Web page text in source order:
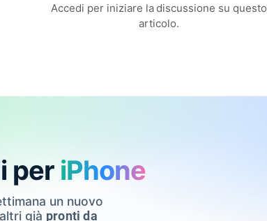
Accedi per iniziare la discussione su questo
articolo.
per iPhone
un nuovo
già pronti da